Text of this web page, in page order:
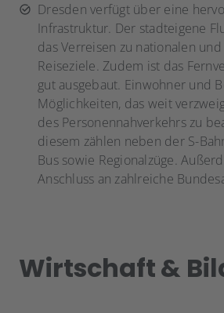
Dresden verfügt über eine
Infrastruktur. Der stadteigene
das Verreisen zu nationalen
Reiseziele. Zudem ist das
gut ausgebaut. Einwohner und
Möglichkeiten, das weit
des Personennahverkehrs zu
diesem zählen neben der S-
Bus sowie Regionalzüge.
Anschluss an zahlreiche
Wirtschaft &